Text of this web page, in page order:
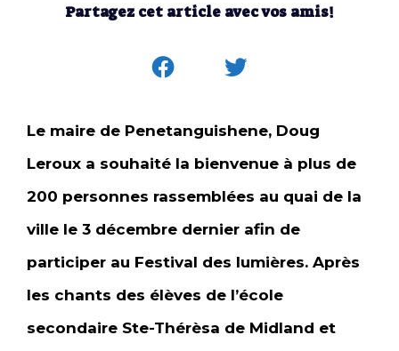
Partagez cet article avec vos amis!
Le maire de Penetanguishene, Doug
Leroux a souhaité la bienvenue à plus de
200 personnes rassemblées au quai de la
ville le 3 décembre dernier afin de
participer au Festival des lumières. Après
les chants des élèves de l’école
secondaire Ste-Thérèsa de Midland et